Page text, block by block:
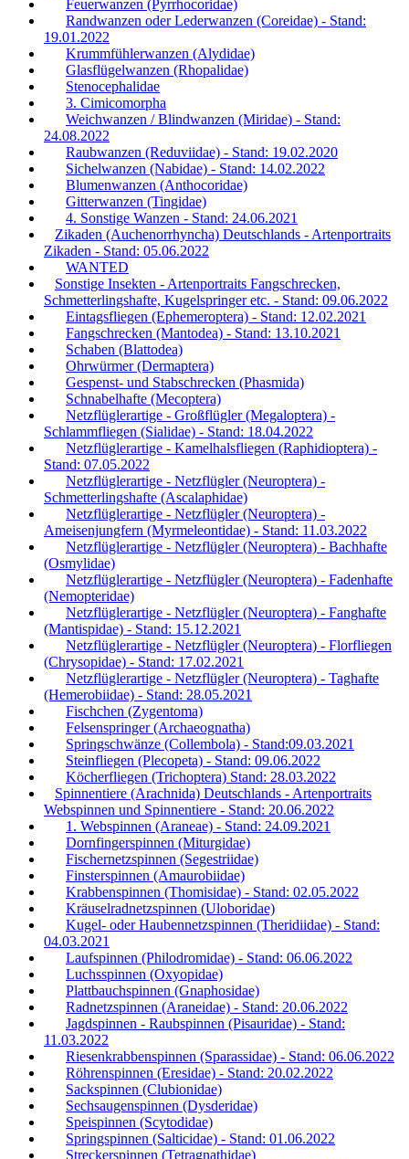
Feuerwanzen (Pyrrhocoridae)
Randwanzen oder Lederwanzen (Coreidae) - Stand:
19.01.2022
Krummfühlerwanzen (Alydidae)
Glasflügelwanzen (Rhopalidae)
Stenocephalidae
3. Cimicomorpha
Weichwanzen / Blindwanzen (Miridae) - Stand:
24.08.2022
Raubwanzen (Reduviidae) - Stand: 19.02.2020
Sichelwanzen (Nabidae) - Stand: 14.02.2022
Blumenwanzen (Anthocoridae)
Gitterwanzen (Tingidae)
4. Sonstige Wanzen - Stand: 24.06.2021
Zikaden (Auchenorrhyncha) Deutschlands - Artenportraits
Zikaden - Stand: 05.06.2022
WANTED
Sonstige Insekten - Artenportraits Fangschrecken,
Schmetterlingshafte, Kugelspringer etc. - Stand: 09.06.2022
Eintagsfliegen (Ephemeroptera) - Stand: 12.02.2021
Fangschrecken (Mantodea) - Stand: 13.10.2021
Schaben (Blattodea)
Ohrwürmer (Dermaptera)
Gespenst- und Stabschrecken (Phasmida)
Schnabelhafte (Mecoptera)
Netzflüglerartige - Großflügler (Megaloptera) -
Schlammfliegen (Sialidae) - Stand: 18.04.2022
Netzflüglerartige - Kamelhalsfliegen (Raphidioptera) -
Stand: 07.05.2022
Netzflüglerartige - Netzflügler (Neuroptera) -
Schmetterlingshafte (Ascalaphidae)
Netzflüglerartige - Netzflügler (Neuroptera) -
Ameisenjungfern (Myrmeleontidae) - Stand: 11.03.2022
Netzflüglerartige - Netzflügler (Neuroptera) - Bachhafte
(Osmylidae)
Netzflüglerartige - Netzflügler (Neuroptera) - Fadenhafte
(Nemopteridae)
Netzflüglerartige - Netzflügler (Neuroptera) - Fanghafte
(Mantispidae) - Stand: 15.12.2021
Netzflüglerartige - Netzflügler (Neuroptera) - Florfliegen
(Chrysopidae) - Stand: 17.02.2021
Netzflüglerartige - Netzflügler (Neuroptera) - Taghafte
(Hemerobiidae) - Stand: 28.05.2021
Fischchen (Zygentoma)
Felsenspringer (Archaeognatha)
Springschwänze (Collembola) - Stand:09.03.2021
Steinfliegen (Plecopeta) - Stand: 09.06.2022
Köcherfliegen (Trichoptera) Stand: 28.03.2022
Spinnentiere (Arachnida) Deutschlands - Artenportraits
Webspinnen und Spinnentiere - Stand: 20.06.2022
1. Webspinnen (Araneae) - Stand: 24.09.2021
Dornfingerspinnen (Miturgidae)
Fischernetzspinnen (Segestriidae)
Finsterspinnen (Amaurobiidae)
Krabbenspinnen (Thomisidae) - Stand: 02.05.2022
Kräuselradnetzspinnen (Uloboridae)
Kugel- oder Haubennetzspinnen (Theridiidae) - Stand:
04.03.2021
Laufspinnen (Philodromidae) - Stand: 06.06.2022
Luchsspinnen (Oxyopidae)
Plattbauchspinnen (Gnaphosidae)
Radnetzspinnen (Araneidae) - Stand: 20.06.2022
Jagdspinnen - Raubspinnen (Pisauridae) - Stand:
11.03.2022
Riesenkrabbenspinnen (Sparassidae) - Stand: 06.06.2022
Röhrenspinnen (Eresidae) - Stand: 20.02.2022
Sackspinnen (Clubionidae)
Sechsaugenspinnen (Dysderidae)
Speispinnen (Scytodidae)
Springspinnen (Salticidae) - Stand: 01.06.2022
Streckerspinnen (Tetragnathidae)